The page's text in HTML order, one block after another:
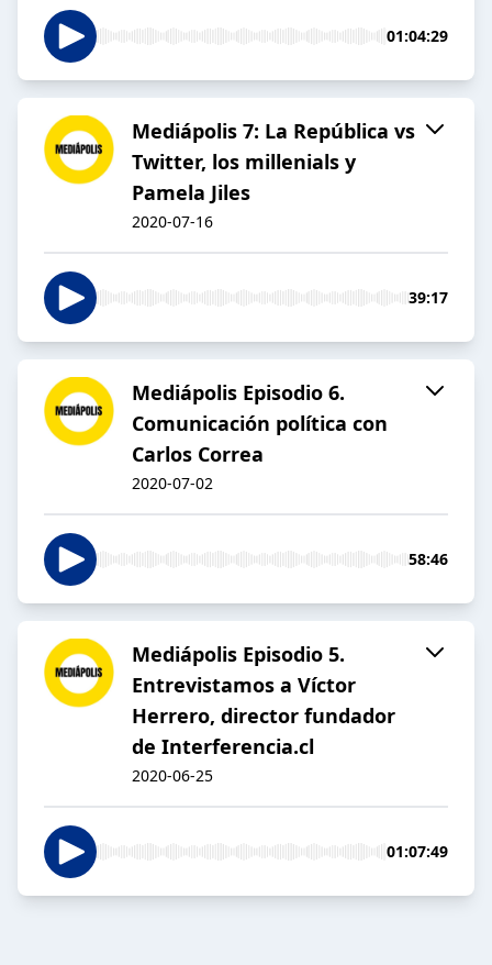
01:04:29
Mediápolis 7: La República vs
Twitter, los millenials y
Pamela Jiles
2020-07-16
39:17
Mediápolis Episodio 6.
Comunicación política con
Carlos Correa
2020-07-02
58:46
Mediápolis Episodio 5.
Entrevistamos a Víctor
Herrero, director fundador
de Interferencia.cl
2020-06-25
01:07:49